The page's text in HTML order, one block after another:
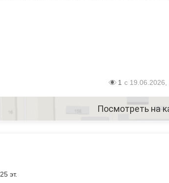
1 с
Посмотреть на
эт.